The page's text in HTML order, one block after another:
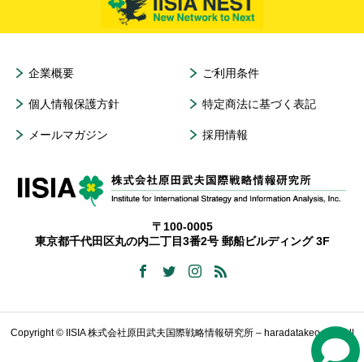
企業概要 ご利用条件
個人情報保護方針 特定商法に基づく表記
メールマガジン 採用情報
〒100-0005
東京都千代田区丸の内二丁目3番2号 郵船ビルディング 3F
Copyright © IISIA 株式会社原田武夫国際戦略情報研究所 – haradatakeo.com All